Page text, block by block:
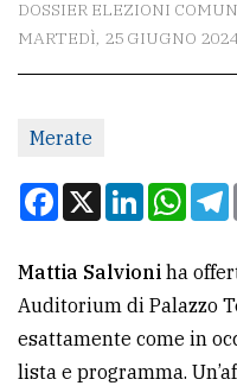
Scrivici
pubblicità
CERCA
DOSSIER ELEZIONI
MARTEDÌ, 25 GIUGNO
Merate
Facebook
X LinkedIn
Mattia Salvioni ha
Auditorium di Palazzo
esattamente come in
lista e programma.